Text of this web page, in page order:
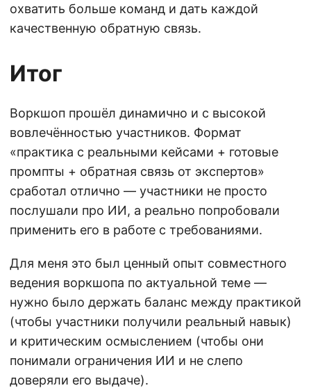
охватить больше команд и дать каждой
качественную обратную связь.
Итог
Воркшоп прошёл динамично и с высокой
вовлечённостью участников. Формат
«практика с реальными кейсами + готовые
промпты + обратная связь от экспертов»
сработал отлично — участники не просто
послушали про ИИ, а реально попробовали
применить его в работе с требованиями.
Для меня это был ценный опыт совместного
ведения воркшопа по актуальной теме —
нужно было держать баланс между практикой
(чтобы участники получили реальный навык)
и критическим осмыслением (чтобы они
понимали ограничения ИИ и не слепо
доверяли его выдаче).